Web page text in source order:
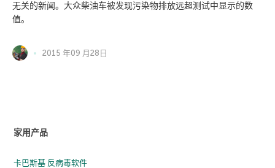
无关的新闻。大众柴油车被发现污染物排放远超测试中显示的数
值。
2015 年09 月28日
家用产品
卡巴斯基 反病毒软件